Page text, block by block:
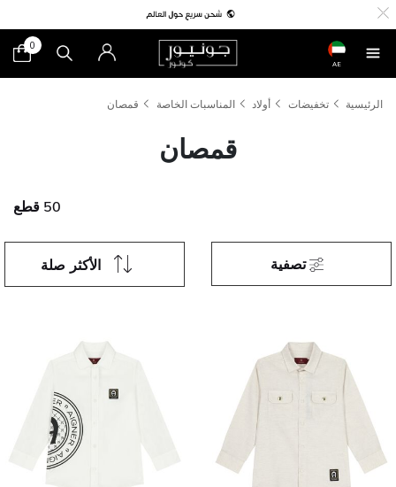
AE
0
الرئيسية تخفيضات أولاد المناسبات الخاصة قمصان
قمصان
50 قطع
الأكثر صلة تصفية